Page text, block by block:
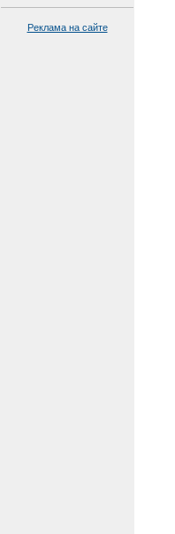
Реклама на сайте